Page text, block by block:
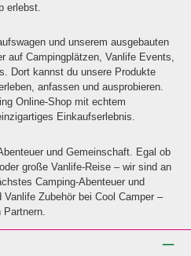
erlebst.
und unserem ausgebauten
auf Campingplätzen, Vanlife Events,
Dort kannst du unsere Produkte
anfassen und ausprobieren.
Online-Shop mit echtem
Einkaufserlebnis.
und Gemeinschaft. Egal ob
große Vanlife-Reise – wir sind an
Camping-Abenteuer und
Zubehör bei Cool Camper –
Partnern.